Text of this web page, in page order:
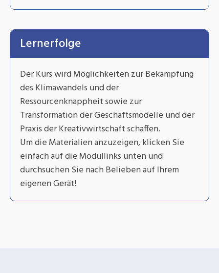
Lernerfolge
Der Kurs wird Möglichkeiten zur Bekämpfung
des Klimawandels und der
Ressourcenknappheit sowie zur
Transformation der Geschäftsmodelle und der
Praxis der Kreativwirtschaft schaffen.
Um die Materialien anzuzeigen, klicken Sie
einfach auf die Modullinks unten und
durchsuchen Sie nach Belieben auf Ihrem
eigenen Gerät!